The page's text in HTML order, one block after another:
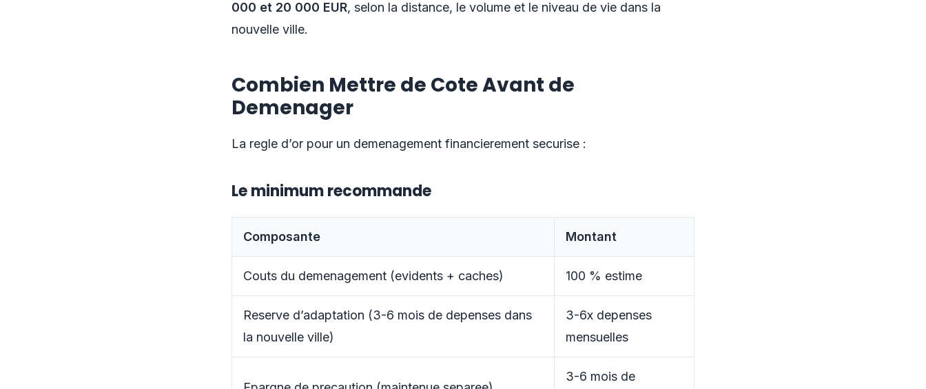
000 et 20 000 EUR, selon la distance, le volume et le niveau de vie dans la
nouvelle ville.
Combien Mettre de Cote Avant de
Demenager
La regle d’or pour un demenagement financierement securise :
Le minimum recommande
Composante Montant
Couts du demenagement (evidents + caches) 100 % estime
Reserve d’adaptation (3-6 mois de depenses dans
la nouvelle ville)
3-6x depenses
mensuelles
3-6 mois de